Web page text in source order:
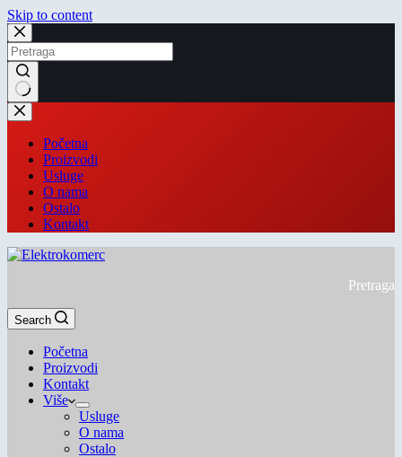
Skip to content
Početna
Proizvodi
Usluge
O nama
Ostalo
Kontakt
Pretraga
Search
Početna
Proizvodi
Kontakt
Više
Usluge
O nama
Ostalo